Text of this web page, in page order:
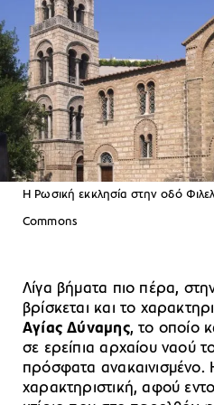
Η Ρωσική εκκλησία στην οδό
Commons
Λίγα βήματα πιο πέρα,
βρίσκεται και το
Αγίας Δύναμης, το οποίο
σε ερείπια αρχαίου ναού
πρόσφατα ανακαινισμένο.
χαρακτηριστική, αφού